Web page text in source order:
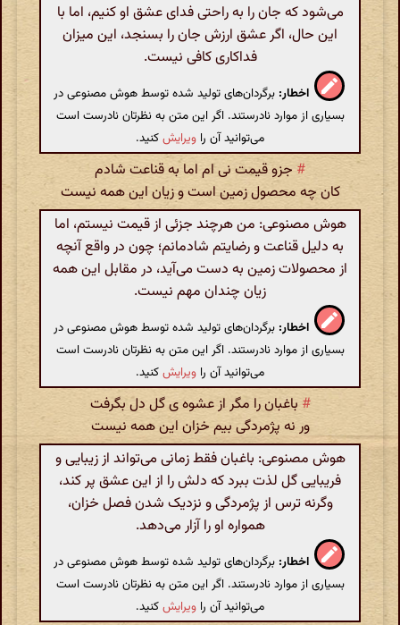
می‌شود که جان را به راحتی فدای عشق او کنیم، اما با
این حال، اگر عشق ارزش جان را بسنجد، این میزان
فداکاری کافی نیست.
اخطار: برگردان‌های تولید شده توسط هوش مصنوعی در
بسیاری از موارد نادرستند. اگر این متن به نظرتان نادرست است
می‌توانید آن را ویرایشکنید.
# جزو قیمت نی ام اما به قناعت شادم
کان چه محصول زمین است و زیان این همه نیست
هوش مصنوعی: من هرچند جزئی از قیمت نیستم، اما
به دلیل قناعت و رضایتم شادمانم؛ چون در واقع آنچه
از محصولات زمین به دست می‌آید، در مقابل این همه
زیان چندان مهم نیست.
اخطار: برگردان‌های تولید شده توسط هوش مصنوعی در
بسیاری از موارد نادرستند. اگر این متن به نظرتان نادرست است
می‌توانید آن را ویرایشکنید.
# باغبان را مگر از عشوه ی گل دل بگرفت
ور نه پژمردگی بیم خزان این همه نیست
هوش مصنوعی: باغبان فقط زمانی می‌تواند از زیبایی و
فریبایی گل لذت ببرد که دلش را از این عشق پر کند،
وگرنه ترس از پژمردگی و نزدیک شدن فصل خزان،
همواره او را آزار می‌دهد.
اخطار: برگردان‌های تولید شده توسط هوش مصنوعی در
بسیاری از موارد نادرستند. اگر این متن به نظرتان نادرست است
می‌توانید آن را ویرایشکنید.